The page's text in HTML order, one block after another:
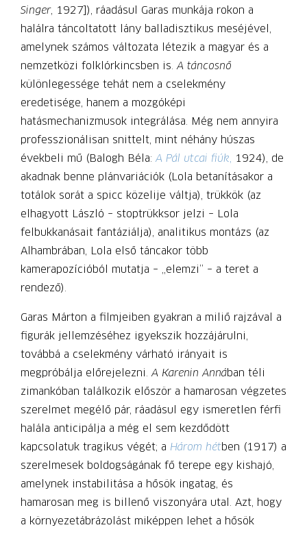
Singer, 1927]), ráadásul Garas munkája rokon a
halálra táncoltatott lány balladisztikus meséjével,
amelynek számos változata létezik a magyar és a
nemzetközi folklórkincsben is.A táncosnő
különlegessége tehát nem a cselekmény
eredetisége, hanem a mozgóképi
hatásmechanizmusok integrálása. Még nem annyira
professzionálisan snittelt, mint néhány húszas
évekbeli mű (Balogh Béla: A Pál utcai fiúk, 1924), de
akadnak benne plánvariációk (Lola betanításakor a
totálok sorát a spicc közelije váltja), trükkök (az
elhagyott László – stop­trükksor jelzi – Lola
felbukkanásait fantá­ziálja), analitikus montázs (az
Alhambrában, Lola első táncakor több
kamerapozícióból mutatja – „elemzi” – a teret a
rendező).
Garas Márton a filmjeiben gyakran a miliő rajzával a
figurák jellemzéséhez igyekszik hozzájárulni,
továbbá a cselekmény várható irányait is
megpróbálja előrejelezni.A Karenin Annában téli
zimankóban találkozik először a hamarosan végzetes
szerelmet megélő pár, ráadásul egy ismeretlen férfi
halála anticipálja a még el sem kezdődött
kapcsolatuk tragikus végét; a Három hétben (1917) a
szerelmesek boldogságának fő terepe egy kishajó,
amelynek instabilitása a hősök ingatag, és
hamarosan meg is billenő viszonyára utal. Azt, hogy
a környezetábrázolást miképpen lehet a hősök